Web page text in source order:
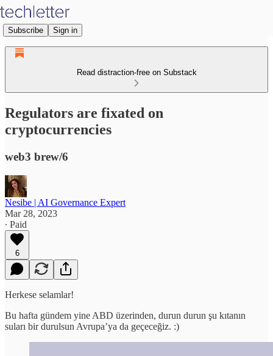
Subscribe Sign in
Read distraction-free on Substack
Regulators are fixated on
cryptocurrencies
web3 brew/6
Nesibe | AI Governance Expert
Mar 28, 2023
∙ Paid
6
Herkese selamlar!
Bu hafta gündem yine ABD üzerinden, durun durun şu kıtanın
suları bir durulsun Avrupa’ya da geçeceğiz. :)